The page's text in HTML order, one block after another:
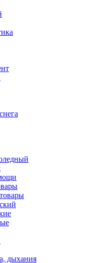
дыхания